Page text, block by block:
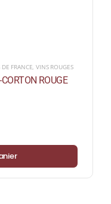
FRANCE,VINS ROUGES
ROUGE